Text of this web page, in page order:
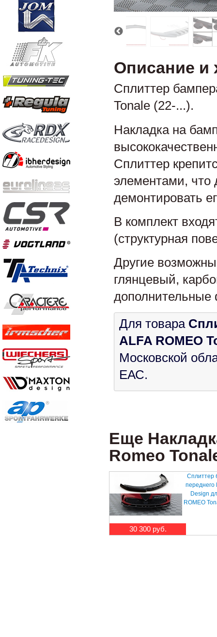
Описание и
Сплиттер
Tonale (22-...).
Накладка на
Сплиттер
элементами, что
демонтировать
В комплект
(структурная
Другие
глянцевый,
дополнительные
Для товара
ALFA ROMEO
Московской
ЕАС.
Еще
Romeo
30 300 руб.
Сплиттер
переднего
Design
ROMEO